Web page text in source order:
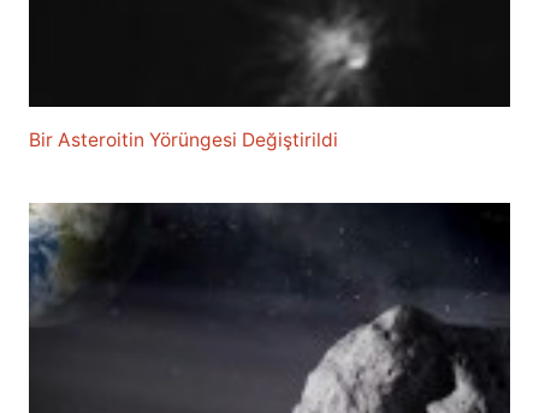
Bir Asteroitin Yörüngesi Değiştirildi